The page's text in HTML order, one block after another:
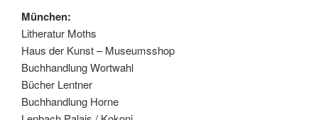
München:
Litheratur Moths
Haus der Kunst – Museumsshop
Buchhandlung Wortwahl
Bücher Lentner
Buchhandlung Horne